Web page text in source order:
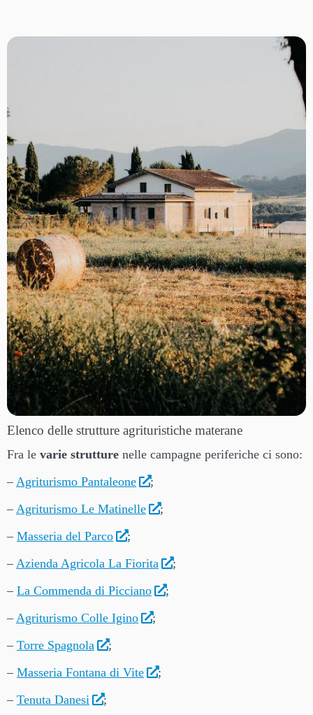
Elenco delle strutture agrituristiche materane
Fra le varie strutture nelle campagne periferiche ci sono:
– Agriturismo Pantaleone
;
– Agriturismo Le Matinelle
;
– Masseria del Parco
;
– Azienda Agricola La Fiorita
;
– La Commenda di Picciano
;
– Agriturismo Colle Igino
;
– Torre Spagnola
;
– Masseria Fontana di Vite
;
– Tenuta Danesi ;